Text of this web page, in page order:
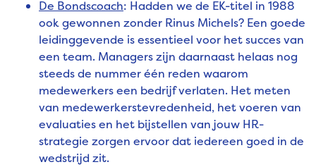
De Bondscoach: Hadden we de EK-titel in 1988
ook gewonnen zonder Rinus Michels? Een goede
leidinggevende is essentieel voor het succes van
een team. Managers zijn daarnaast helaas nog
steeds de nummer één reden waarom
medewerkers een bedrijf verlaten. Het meten
van medewerkerstevredenheid, het voeren van
evaluaties en het bijstellen van jouw HR-
strategie zorgen ervoor dat iedereen goed in de
wedstrijd zit.